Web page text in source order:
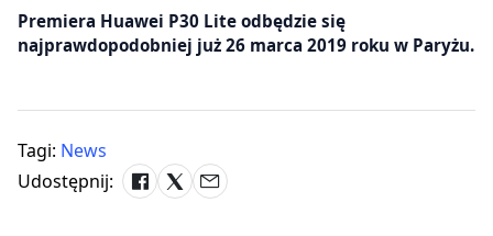
Premiera Huawei P30 Lite odbędzie się
najprawdopodobniej już 26 marca 2019 roku w Paryżu.
Tagi: News
Udostępnij: